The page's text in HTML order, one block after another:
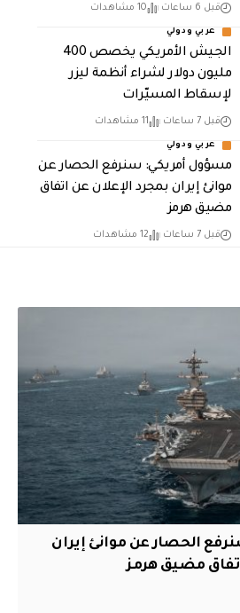
قبل 6 ساعات 10 مشاهدات
عربي ودولي
الجيش الأمريكي يخصص 400
مليون دولار لشراء أنظمة ليزر
لإسقاط المسيّرات
قبل 7 ساعات 11 مشاهدات
عربي ودولي
مسؤول أمريكي: سنرفع الحصار عن
موانئ إيران بمجرد الإعلان عن اتفاق
مضيق هرمز
قبل 7 ساعات 12 مشاهدات
الحصار عن موانئ إيران
مضيق هرمز